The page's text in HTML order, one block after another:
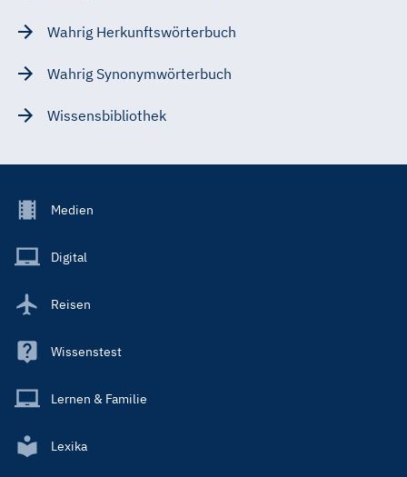
Wahrig Herkunftswörterbuch
Wahrig Synonymwörterbuch
Wissensbibliothek
Footer
Main
Medien
Digital
Reisen
Wissenstest
Lernen & Familie
Lexika